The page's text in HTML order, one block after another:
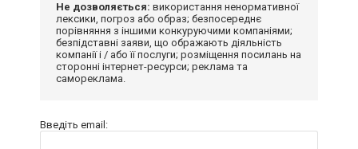
Не дозволяється: використання ненормативної
лексики, погроз або образ; безпосереднє
порівняння з іншими конкуруючими компаніями;
безпідставні заяви, що ображають діяльність
компанії і / або її послуги; розміщення посилань на
сторонні інтернет-ресурси; реклама та
самореклама.
Введіть email: